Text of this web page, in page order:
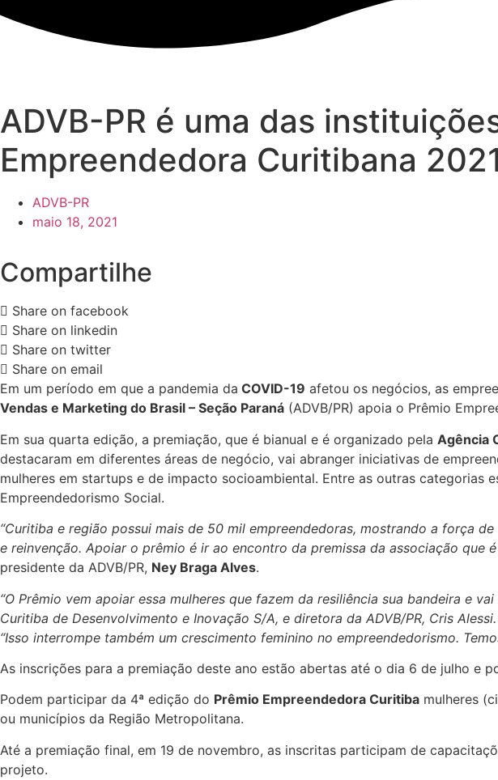
ADVB-PR é uma das
Empreendedora Curitibana 2021
ADVB-PR
maio 18, 2021
Compartilhe
Share on facebook
Share on linkedin
Share on twitter
Share on email
Em um período em que a pandemia da COVID-19 afetou os negócios, as
Vendas e Marketing do Brasil – Seção Paraná (ADVB/PR) apoia o Prêmio
Em sua quarta edição, a premiação, que é bianual e é organizado pela Agência
destacaram em diferentes áreas de negócio, vai abranger iniciativas de
mulheres em startups e de impacto socioambiental. Entre as outras categorias
Empreendedorismo Social.
“Curitiba e região possui mais de 50 mil empreendedoras, mostrando a força
e reinvenção. Apoiar o prêmio é ir ao encontro da premissa da associação
presidente da ADVB/PR, Ney Braga Alves.
“O Prêmio vem apoiar essa mulheres que fazem da resiliência sua bandeira e
Curitiba de Desenvolvimento e Inovação S/A, e diretora da ADVB/PR, Cris
“Isso interrompe também um crescimento feminino no empreendedorismo.
As inscrições para a premiação deste ano estão abertas até o dia 6 de julho e
Podem participar da 4ª edição do Prêmio Empreendedora Curitiba mulheres
ou municípios da Região Metropolitana.
Até a premiação final, em 19 de novembro, as inscritas participam de
projeto.